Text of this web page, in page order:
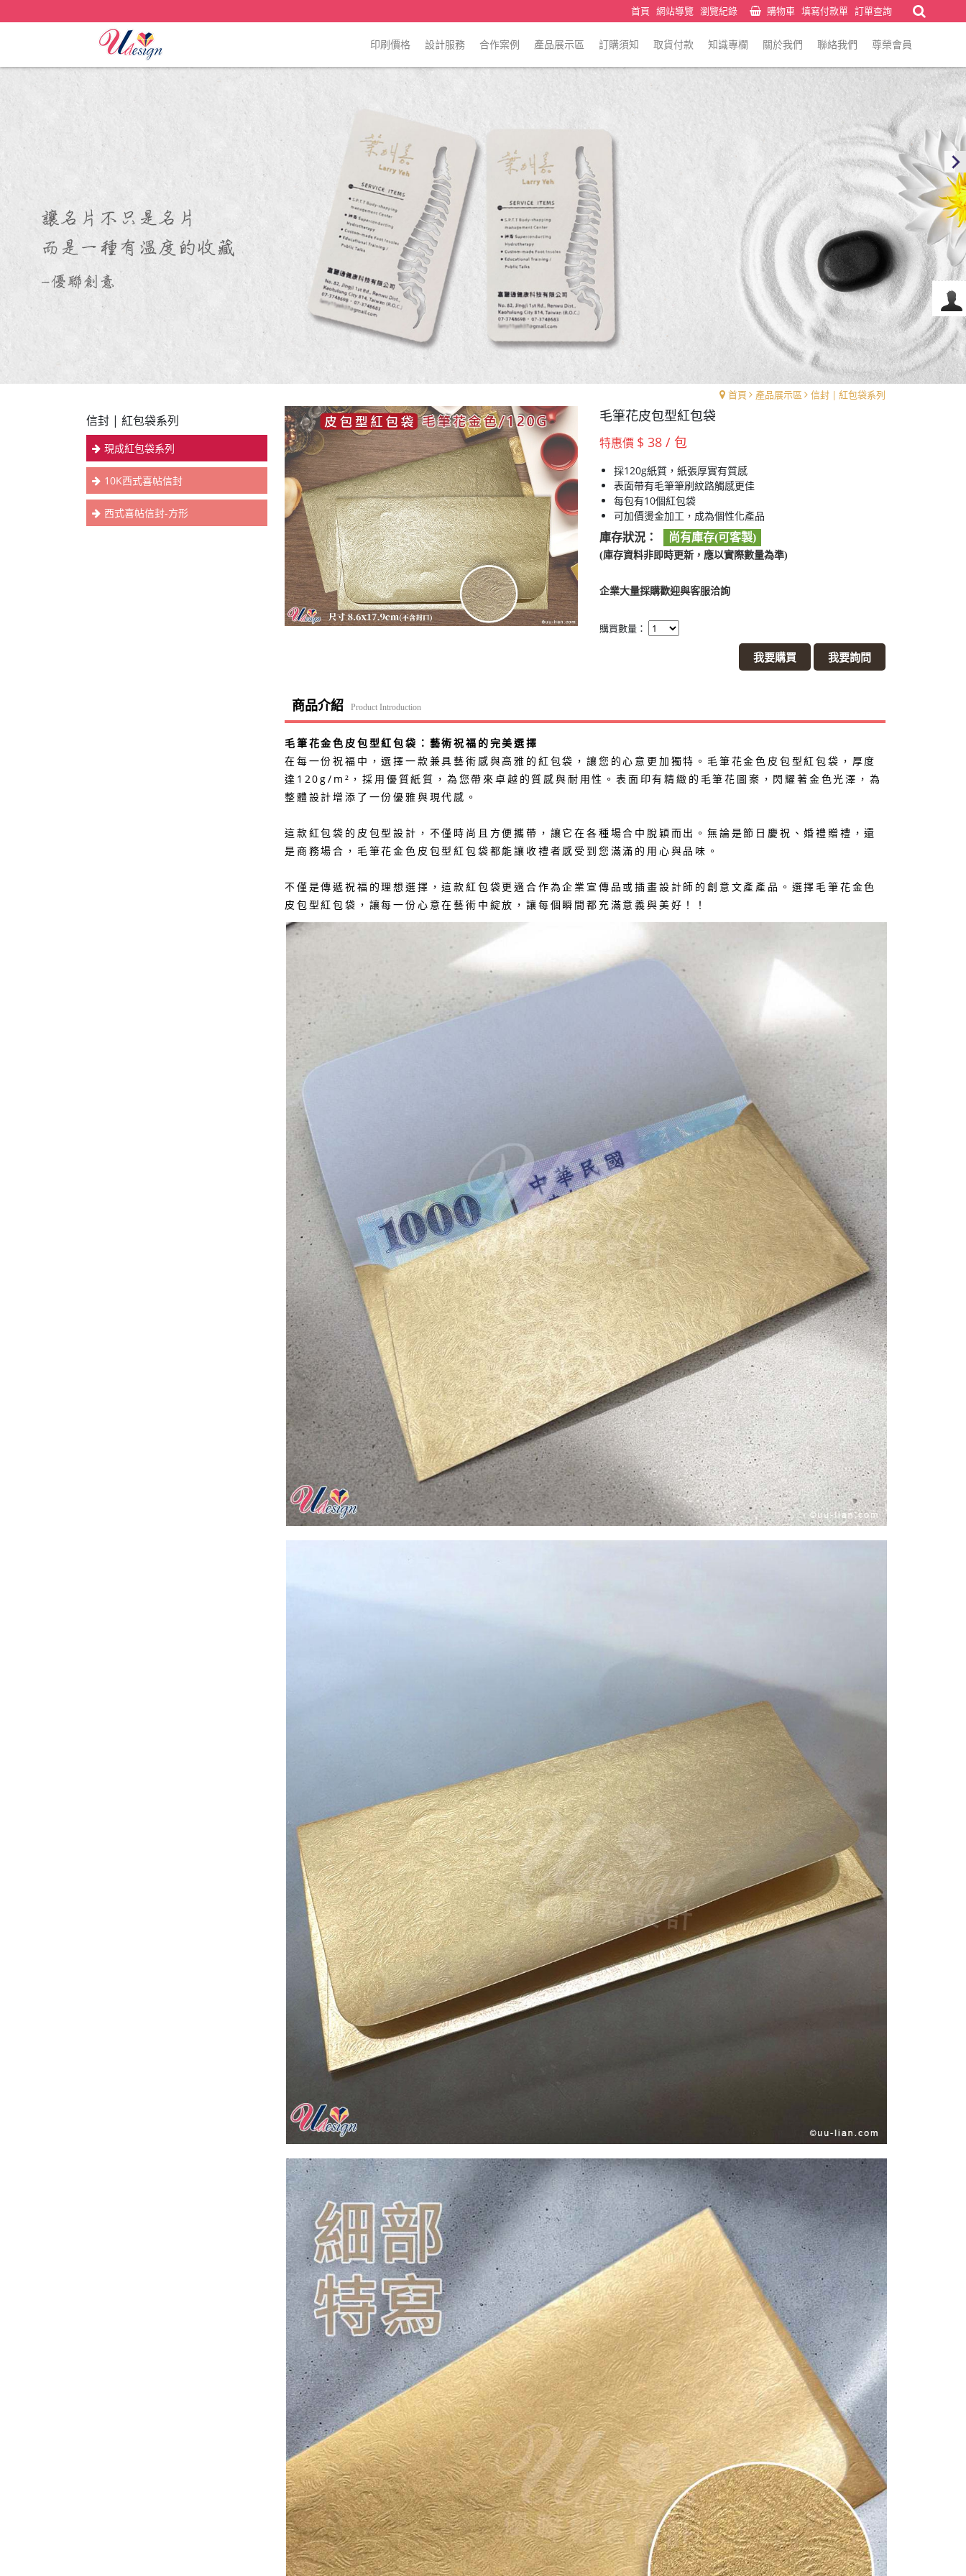
首頁 網站導覽 瀏覽紀錄 購物車 填寫付款單 訂單查詢
印刷價格 設計服務 合作案例 產品展示區 訂購須知 取貨付款 知識專欄 關於我們 聯絡我們 尊榮會員
首頁 產品展示區 信封 | 紅包袋系列
信封 | 紅包袋系列
現成紅包袋系列
10K西式喜帖信封
西式喜帖信封-方形
毛筆花皮包型紅包袋
特惠價 $ 38 / 包
採120g紙質，紙張厚實有質感
表面帶有毛筆筆刷紋路觸感更佳
每包有10個紅包袋
可加價燙金加工，成為個性化產品
庫存狀況： 尚有庫存(可客製)
(庫存資料非即時更新，應以實際數量為準)
企業大量採購歡迎與客服洽詢
購買數量：
我要購買 我要詢問
商品介紹 Product Introduction
毛筆花金色皮包型紅包袋：藝術祝福的完美選擇
在每一份祝福中，選擇一款兼具藝術感與高雅的紅包袋，讓您的心意更加獨特。毛筆花金色皮包型紅包袋，厚度
達120g/m²，採用優質紙質，為您帶來卓越的質感與耐用性。表面印有精緻的毛筆花圖案，閃耀著金色光澤，為
整體設計增添了一份優雅與現代感。
這款紅包袋的皮包型設計，不僅時尚且方便攜帶，讓它在各種場合中脫穎而出。無論是節日慶祝、婚禮贈禮，還
是商務場合，毛筆花金色皮包型紅包袋都能讓收禮者感受到您滿滿的用心與品味。
不僅是傳遞祝福的理想選擇，這款紅包袋更適合作為企業宣傳品或插畫設計師的創意文產產品。選擇毛筆花金色
皮包型紅包袋，讓每一份心意在藝術中綻放，讓每個瞬間都充滿意義與美好！！